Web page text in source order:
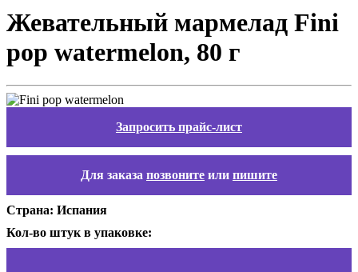
Жевательный мармелад Fini
pop watermelon, 80 г
Запросить прайс-лист
Для заказа позвоните или пишите
Страна: Испания
Кол-во штук в упаковке: